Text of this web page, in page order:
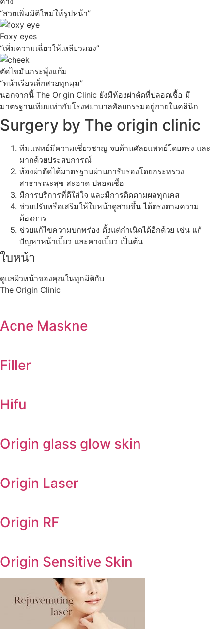
“สวยเพิ่มมิติใหม่ให้รูปหน้า”
Foxy eyes
“เพิ่มความเฉี่ยวให้เหลียวมอง”
ตัดไขมันกระพุ้งแก้ม
“หน้าเรียวเล็กสวยทุกมุม”
นอกจากนี้ The Origin Clinic ยังมีห้องผ่าตัดที่ปลอดเชื้อ มี
มาตรฐานเทียบเท่ากับโรงพยาบาลศัลยกรรมอยู่ภายในคลินิก
Surgery by The origin clinic
ทีมแพทย์มีความเชี่ยวชาญ จบด้านศัลยแพทย์โดยตรง และ
มากด้วยประสบการณ์
ห้องผ่าตัดได้มาตรฐานผ่านการับรองโดยกระทรวง
สาธารณะสุข สะอาด ปลอดเชื้อ
มีการบริการที่ดีใส่ใจ และมีการติดตามผลทุกเคส
ช่วยปรับหรือเสริมให้ใบหน้าดูสวยขึ้น ได้ตรงตามความ
ต้องการ
ช่วยแก้ไขความบกพร่อง ตั้งแต่กำเนิดได้อีกด้วย เช่น แก้
ปัญหาหน้าเบี้ยว และคางเบี้ยว เป็นต้น
ใบหน้า
ดูแลผิวหน้าของคุณในทุกมิติกับ
The Origin Clinic
Acne Maskne
Filler
Hifu
Origin glass glow skin
Origin Laser
Origin RF
Origin Sensitive Skin